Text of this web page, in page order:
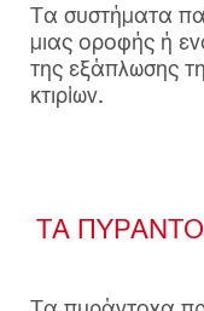
Τα συστήματα
μιας οροφής ή
της εξάπλωσης
κτιρίων.
ΤΑ